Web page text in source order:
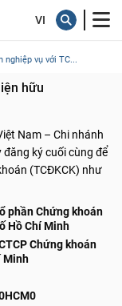
nghiệp vụ với TC...
hữu
Nam – Chi nhánh
đăng ký cuối cùng để
(TCĐKCK) như
phần Chứng khoán
Hồ Chí Minh
Chứng khoán
Minh